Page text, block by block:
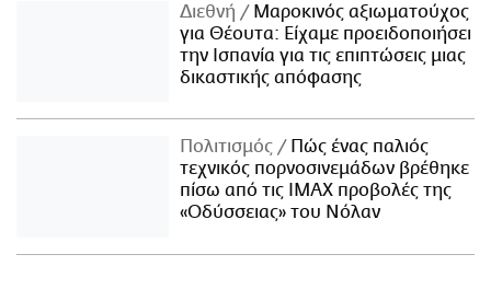
Διεθνή
Μαροκινός αξιωματούχος
για Θέουτα: Είχαμε προειδοποιήσει
την Ισπανία για τις επιπτώσεις μιας
δικαστικής απόφασης
Πολιτισμός
Πώς ένας παλιός
τεχνικός πορνοσινεμάδων βρέθηκε
πίσω από τις IMAX προβολές της
«Οδύσσειας» του Νόλαν